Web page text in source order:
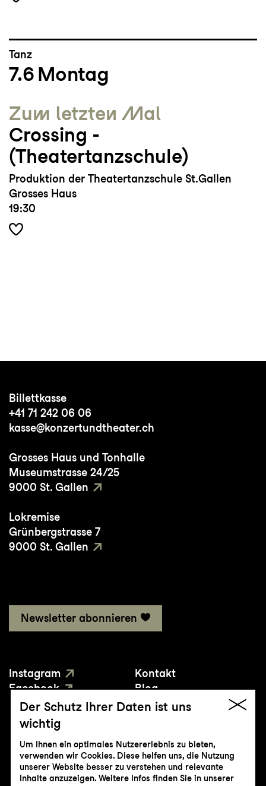
Tanz
7.6 Montag
Zum letzten Mal
Crossing ­
(Theatertanzschule)
Produktion der Theatertanzschule St.Gallen
Grosses Haus
19:30
Billettkasse
+41 71 242 06 06
kasse@konzertundtheater.ch
Grosses Haus und Tonhalle
Museumstrasse 24/25
9000 St. Gallen
Lokremise
Grünbergstrasse 7
9000 St. Gallen
Newsletter abonnieren
Instagram
Facebook
YouTube
Kontakt
Blog
Presse
Der Schutz Ihrer Daten ist uns
wichtig
Um Ihnen ein optimales Nutzererlebnis zu bieten,
verwenden wir Cookies. Diese helfen uns, die Nutzung
unserer Website besser zu verstehen und relevante
Inhalte anzuzeigen. Weitere Infos finden Sie in unserer